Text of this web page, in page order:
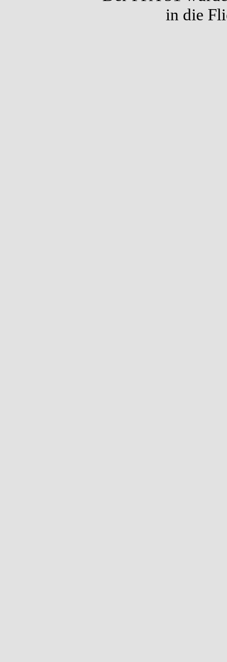
in die